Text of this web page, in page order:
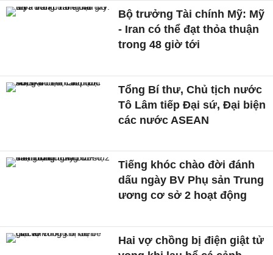
Bộ trưởng Tài chính Mỹ: Mỹ
- Iran có thể đạt thỏa thuận
trong 48 giờ tới
Tổng Bí thư, Chủ tịch nước
Tô Lâm tiếp Đại sứ, Đại biện
các nước ASEAN
Tiếng khóc chào đời đánh
dấu ngày BV Phụ sản Trung
ương cơ sở 2 hoạt động
Hai vợ chồng bị điện giật tử